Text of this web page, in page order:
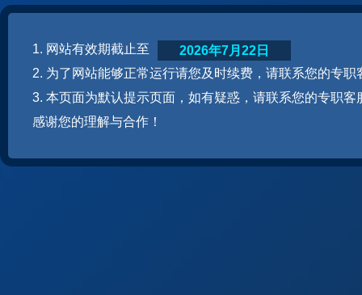
1. 网站有效期截止至
2. 为了网站能够正常运行请您及时续费，请联系您的专职
3. 本页面为默认提示页面，如有疑惑，请联系您的专职客
感谢您的理解与合作！
2026年7月22日